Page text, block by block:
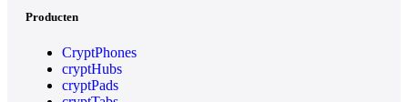
Producten
CryptPhones
cryptHubs
cryptPads